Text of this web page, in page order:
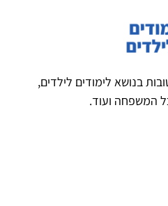
בנושא לימודים לילדים,
המשפחה ועוד.